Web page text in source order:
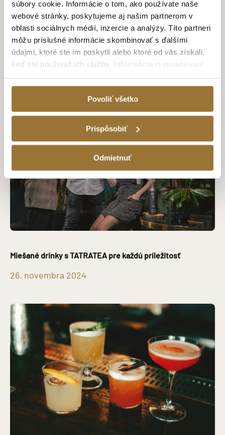
súbory cookie. Informácie o tom, ako používate naše
webové stránky, poskytujeme aj našim partnerom v
oblasti sociálnych médií, inzercie a analýzy. Títo partneri
môžu príslušné informácie skombinovať s ďalšími
údajmi, ktoré ste im poskytli alebo ktoré od vás získali,
keď ste používali ich služby. Informácie o spracúvaní
osobných údajov
Povoliť všetko
Prispôsobiť
Odmietnuť
Whisky vs. bourbon: Aký je rozdiel?
14. marca 2025
Miešané drinky s TATRATEA pre každú príležitosť
26. novembra 2024